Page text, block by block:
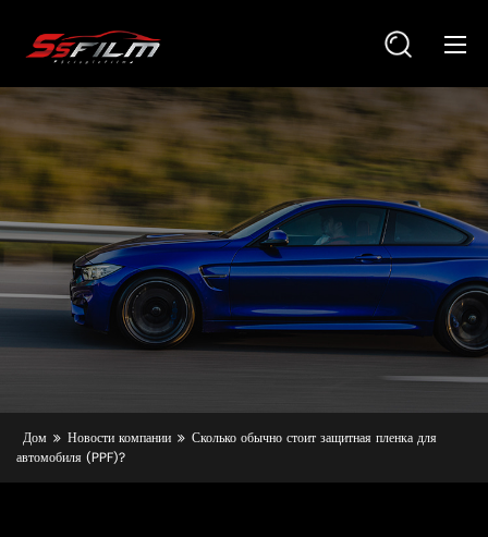
Дом Новости компании
Сколько обычно стоит защитная пленка для
автомобиля (PPF)?